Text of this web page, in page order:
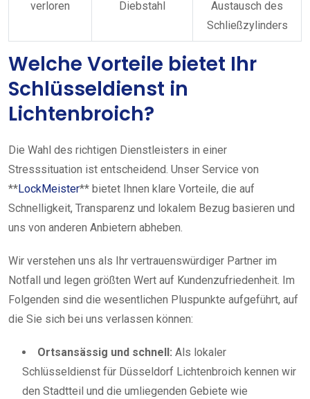
verloren
Diebstahl
Austausch des
Schließzylinders
Welche Vorteile bietet Ihr
Schlüsseldienst in
Lichtenbroich?
Die Wahl des richtigen Dienstleisters in einer
Stresssituation ist entscheidend. Unser Service von
**LockMeister** bietet Ihnen klare Vorteile, die auf
Schnelligkeit, Transparenz und lokalem Bezug basieren und
uns von anderen Anbietern abheben.
Wir verstehen uns als Ihr vertrauenswürdiger Partner im
Notfall und legen größten Wert auf Kundenzufriedenheit. Im
Folgenden sind die wesentlichen Pluspunkte aufgeführt, auf
die Sie sich bei uns verlassen können:
Ortsansässig und schnell: Als lokaler
Schlüsseldienst für Düsseldorf Lichtenbroich kennen wir
den Stadtteil und die umliegenden Gebiete wie